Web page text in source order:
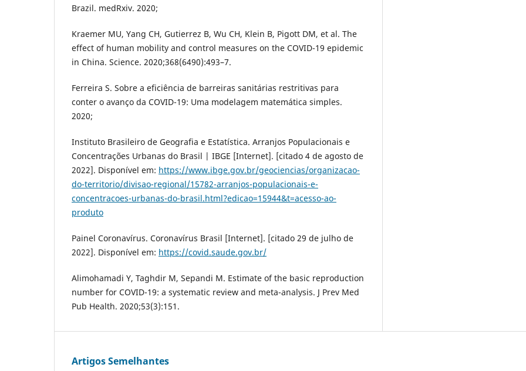
Brazil. medRxiv. 2020;
Kraemer MU, Yang CH, Gutierrez B, Wu CH, Klein B, Pigott DM, et al. The
effect of human mobility and control measures on the COVID-19 epidemic
in China. Science. 2020;368(6490):493–7.
Ferreira S. Sobre a eficiência de barreiras sanitárias restritivas para
conter o avanço da COVID-19: Uma modelagem matemática simples.
2020;
Instituto Brasileiro de Geografia e Estatística. Arranjos Populacionais e
Concentrações Urbanas do Brasil | IBGE [Internet]. [citado 4 de agosto de
2022]. Disponível em: https://www.ibge.gov.br/geociencias/organizacao-
do-territorio/divisao-regional/15782-arranjos-populacionais-e-
concentracoes-urbanas-do-brasil.html?edicao=15944&t=acesso-ao-
produto
Painel Coronavírus. Coronavírus Brasil [Internet]. [citado 29 de julho de
2022]. Disponível em: https://covid.saude.gov.br/
Alimohamadi Y, Taghdir M, Sepandi M. Estimate of the basic reproduction
number for COVID-19: a systematic review and meta-analysis. J Prev Med
Pub Health. 2020;53(3):151.
Artigos Semelhantes